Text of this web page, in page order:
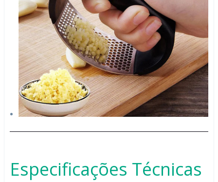
Especificações Técnicas